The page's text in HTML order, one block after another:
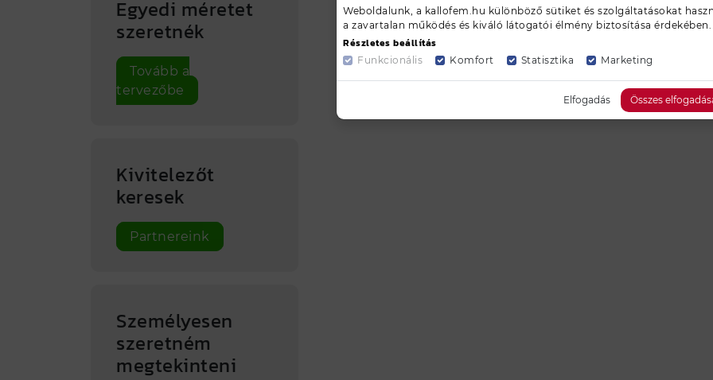
Egyedi méretet
szeretnék
Tovább a
tervezőbe
Kivitelezőt
keresek
Partnereink
Személyesen
szeretném
megtekinteni
Weboldalunk, a kallofem.hu különböző sütiket és szolgáltatásokat
a zavartalan működés és kiváló látogatói élmény biztosítása érdekében.
Részletes beállítás
Funkcionális Komfort Statisztika Marketing
Elfogadás Összes